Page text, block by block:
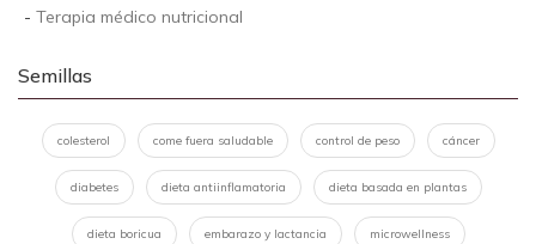
- Terapia médico nutricional
Semillas
colesterol come fuera saludable control de peso cáncer
diabetes dieta antiinflamatoria dieta basada en plantas
dieta boricua embarazo y lactancia microwellness